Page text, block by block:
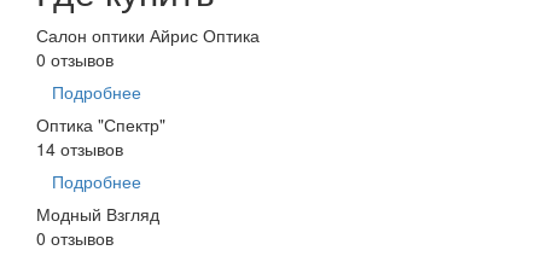
Салон оптики Айрис Оптика
0 отзывов
Подробнее
Оптика "Спектр"
14 отзывов
Подробнее
Модный Взгляд
0 отзывов